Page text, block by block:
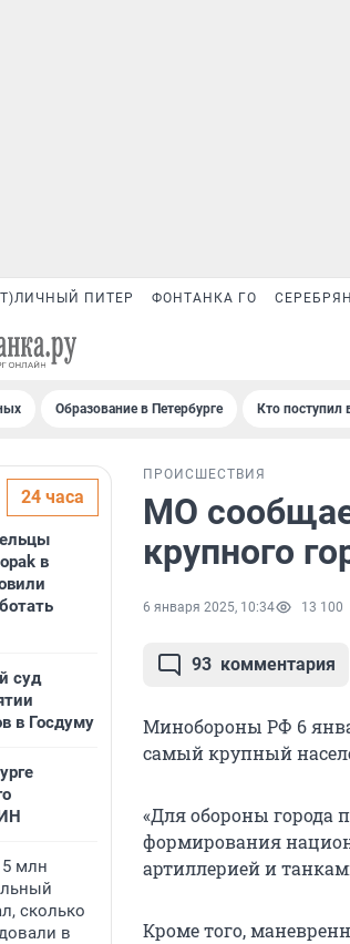
ПИТЕР ФОНТАНКА ГО
Образование в Петербурге Кто поступил
24 часа
в
суд
в Госдуму
млн
сколько
в
ПРОИСШЕСТВИЯ
МО
крупного
6 января 2025, 10:34 13 100
93 комментария
Минобороны РФ 6
самый крупный
«Для обороны
формирования
артиллерией и
Кроме того,